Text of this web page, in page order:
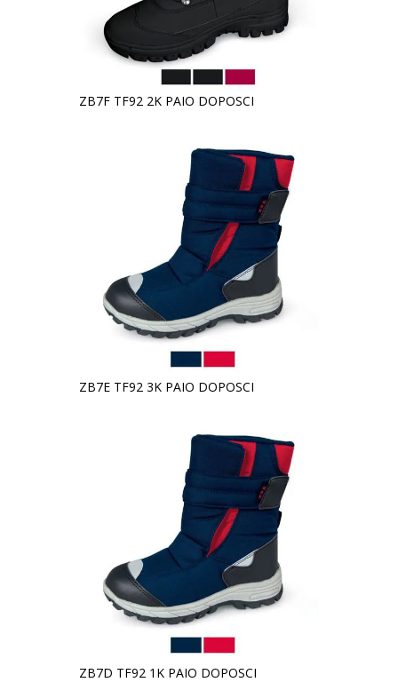
ZB7F TF92 2K PAIO DOPOSCI
ZB7E TF92 3K PAIO DOPOSCI
ZB7D TF92 1K PAIO DOPOSCI